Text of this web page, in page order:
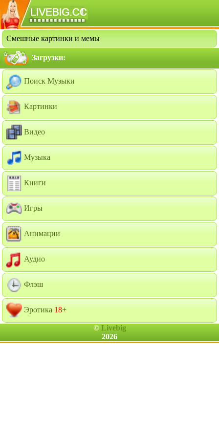
Смешные картинки и мемы
Загрузки:
Поиск Музыки
Картинки
Видео
Музыка
Книги
Игры
Анимации
Аудио
Флэш
Эротика 18+
© Livebig
2026